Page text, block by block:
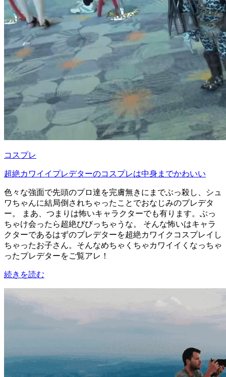
コスプレ
超絶カワイイプレデターのコスプレは中身までかわいい
色々な強面で先頭のプロ達を完膚無きにまでぶっ殺し、シュ
ワちゃんに結局倒されちゃったことでおなじみのプレデタ
ー。 まあ、つまりは怖いキャラクターでも有ります。ぶっ
ちゃけ会ったら超絶びびっちゃうな。 そんな怖いはキャラ
クターであるはずのプレデターを超絶カワイクコスプレイし
ちゃったお子さん。そんなめちゃくちゃカワイイくなっちゃ
ったプレデターをご覧アレ！
続きを読む